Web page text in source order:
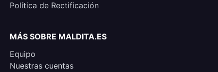
Política de Rectificación
MÁS SOBRE MALDITA.ES
Equipo
Nuestras cuentas